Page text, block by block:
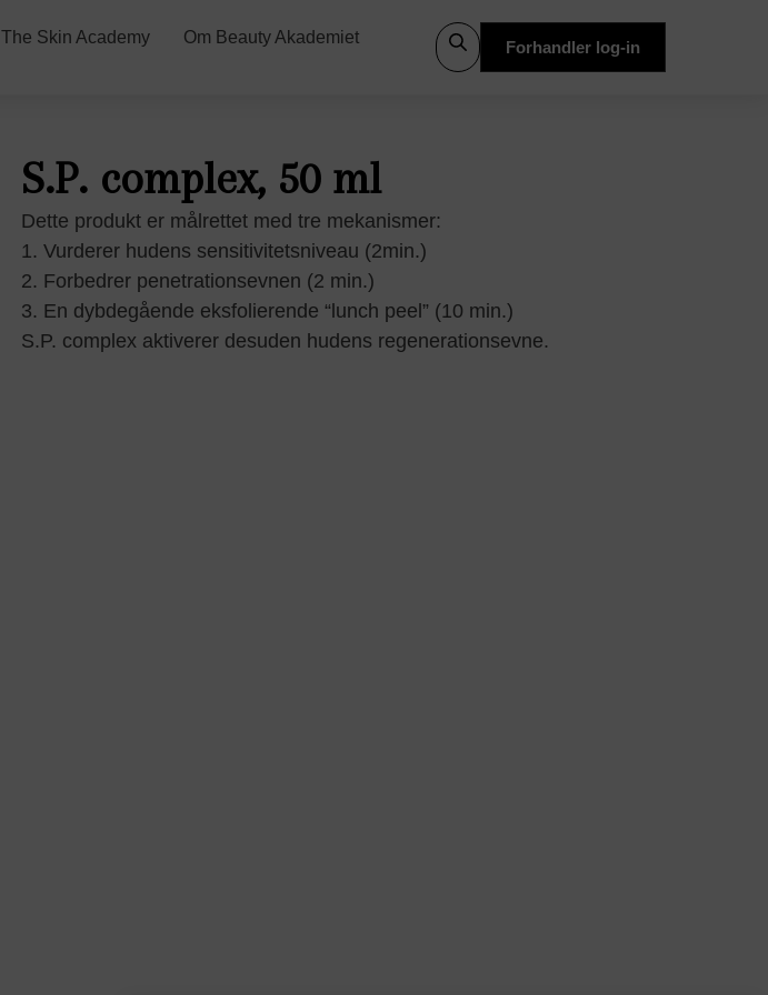
The Skin Academy Om Beauty Akademiet
Forhandler log-in
S.P. complex, 50 ml
Dette produkt er målrettet med tre mekanismer:
1. Vurderer hudens sensitivitetsniveau (2min.)
2. Forbedrer penetrationsevnen (2 min.)
3. En dybdegående eksfolierende “lunch peel” (10 min.)
S.P. complex aktiverer desuden hudens regenerationsevne.